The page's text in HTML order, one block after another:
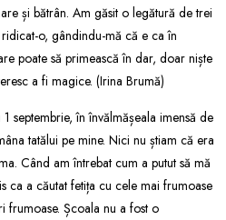
și bătrân. Am găsit o legătură de trei
o, gândindu-mă că e ca în
poate să primească în dar, doar niște
a fi magice. (Irina Brumă)
septembrie, în învălmășeala imensă de
tatălui pe mine. Nici nu știam că era
Când am întrebat cum a putut să mă
ca a căutat fetița cu cele mai frumoase
frumoase. Școala nu a fost o